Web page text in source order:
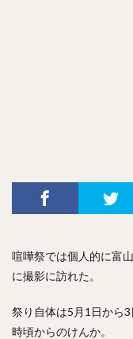
喧嘩祭では個人的に富
に撮影に訪れた。
祭り自体は5月1日から
時頃からのけんか。